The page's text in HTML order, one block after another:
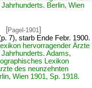
Berlin, Wien
[Pagel-1901]
7), starb Ende Febr. 1900.
hervorragender Ärzte
Adams,
Lexikon
des neunzehnten
Wien 1901, Sp. 1918.